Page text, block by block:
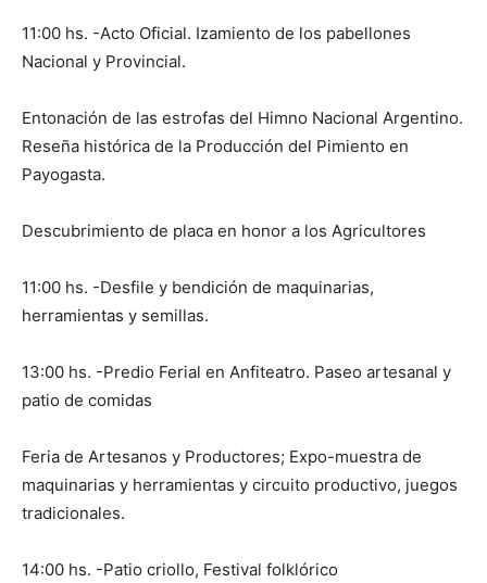
11:00 hs. -Acto Oficial. Izamiento de los pabellones
Nacional y Provincial.
Entonación de las estrofas del Himno Nacional Argentino.
Reseña histórica de la Producción del Pimiento en
Payogasta.
Descubrimiento de placa en honor a los Agricultores
11:00 hs. -Desfile y bendición de maquinarias,
herramientas y semillas.
13:00 hs. -Predio Ferial en Anfiteatro. Paseo artesanal y
patio de comidas
Feria de Artesanos y Productores; Expo-muestra de
maquinarias y herramientas y circuito productivo, juegos
tradicionales.
14:00 hs. -Patio criollo, Festival folklórico